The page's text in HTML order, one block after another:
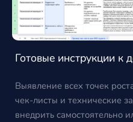
Готовые инструкции к
Выявление всех точек
чек-листы и технические
внедрить самостоятельно